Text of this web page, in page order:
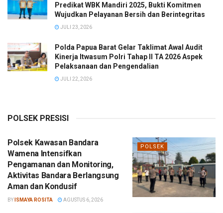
Predikat WBK Mandiri 2025, Bukti Komitmen
Wujudkan Pelayanan Bersih dan Berintegritas
JULI 23, 2026
Polda Papua Barat Gelar Taklimat Awal Audit
Kinerja Itwasum Polri Tahap II TA 2026 Aspek
Pelaksanaan dan Pengendalian
JULI 22, 2026
POLSEK PRESISI
POLSEK
Polsek Kawasan Bandara
Wamena Intensifkan
Pengamanan dan Monitoring,
Aktivitas Bandara Berlangsung
Aman dan Kondusif
BY ISMAYA ROSITA AGUSTUS 6, 2026